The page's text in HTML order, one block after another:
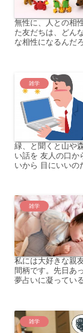
無性に、人との相
た友だちは、どん
な相性になるんだ
雑学
緑、と聞くと山や
い話を 友人の口か
いから 目にいいの
雑学
私には大好きな親
間柄です。先日あ
夢占いに凝ってい
雑学